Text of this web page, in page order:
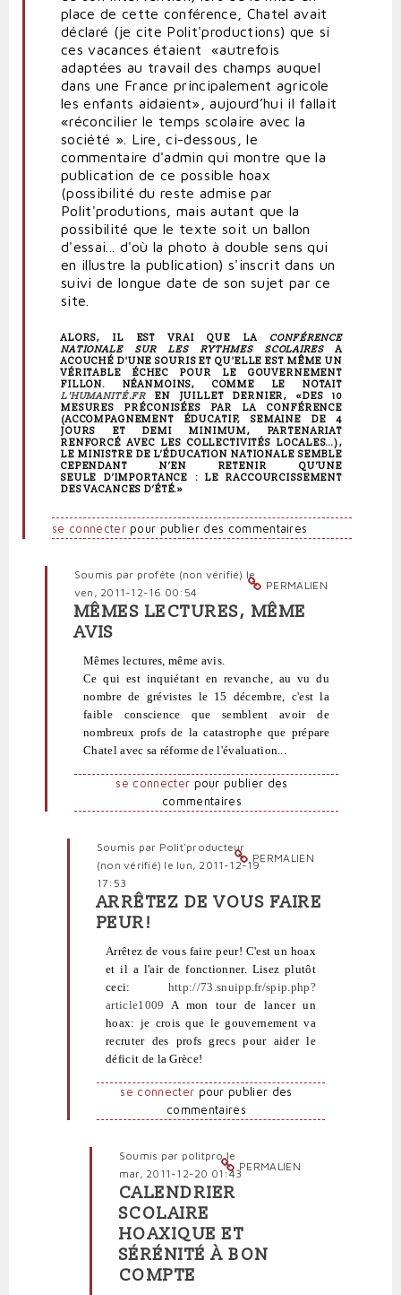
place de cette conférence, Chatel avait
déclaré (je cite Polit'productions) que si
ces vacances étaient «autrefois
adaptées au travail des champs auquel
dans une France principalement agricole
les enfants aidaient», aujourd’hui il fallait
«réconcilier le temps scolaire avec la
société ».
Lire, ci-dessous, le
commentaire d'admin qui montre que la
publication de ce possible hoax
(possibilité du reste admise par
Polit'produtions, mais autant que la
possibilité que le texte soit un ballon
d'essai... d'où la photo à double sens qui
en illustre la publication) s'inscrit dans un
suivi de longue date de son sujet par ce
site.
ALORS, IL EST VRAI QUE LA CONFÉRENCE
NATIONALE SUR LES RYTHMES SCOLAIRESA
ACOUCHÉ D'UNE SOURIS ET QU'ELLE EST MÊME UN
VÉRITABLE ÉCHEC POUR LE GOUVERNEMENT
FILLON. NÉANMOINS, COMME LE NOTAIT
L'HUMANITÉ.FR EN JUILLET DERNIER, «DES 10
MESURES PRÉCONISÉES PAR LA CONFÉRENCE
(ACCOMPAGNEMENT ÉDUCATIF, SEMAINE DE 4
JOURS ET DEMI MINIMUM, PARTENARIAT
RENFORCÉ AVEC LES COLLECTIVITÉS LOCALES…),
LE MINISTRE DE L’ÉDUCATION NATIONALE SEMBLE
CEPENDANT N’EN RETENIR QU’UNE
SEULE D’IMPORTANCE : LE RACCOURCISSEMENT
DES VACANCES D’ÉTÉ.»
se connecterpour publier des commentaires
PERMALIEN
Soumis par profête (non vérifié) le
ven, 2011-12-16 00:54
En
réponse
J'ai
lu
sur
neoprofs.org
un
Polit'producteur
MÊMES LECTURES, MÊME
AVIS
Mêmes lectures, même avis.
Ce qui est inquiétant en revanche, au vu du
nombre de grévistes le 15 décembre, c'est la
faible conscience que semblent avoir de
nombreux profs de la catastrophe que prépare
Chatel avec sa réforme de l'évaluation...
se connecter pour publier des
commentaires
PERMALIEN
Soumis par Polit'producteur
(non vérifié) le lun, 2011-12-19
17:53
En
réponse
Mêmes
lectures,
même
avis
par
profête
vérifié)
ARRÊTEZ DE VOUS FAIRE
PEUR!
Arrêtez de vous faire peur! C'est un hoax
et il a l'air de fonctionner. Lisez plutôt
ceci: http://73.snuipp.fr/spip.php?
article1009 A mon tour de lancer un
hoax: je crois que le gouvernement va
recruter des profs grecs pour aider le
déficit de la Grèce!
se connecter pour publier des
commentaires
PERMALIEN
Soumis par politprole
mar, 2011-12-20 01:43
En
réponse
à
Arrêtez
de
CALENDRIER
SCOLAIRE
HOAXIQUE ET
SÉRÉNITÉ À BON
COMPTE